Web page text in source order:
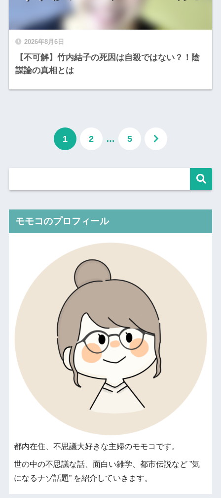
2026年8月6日
【不可解】竹内結子の死因は自殺ではない？！陰
謀論の真相とは
1 2 … 5
モモコのプロフィール
都内在住、不思議大好きな主婦のモモコです。
世の中の不思議な話、面白い雑学、都市伝説など ”気
になるナゾ話題” を紹介していきます。